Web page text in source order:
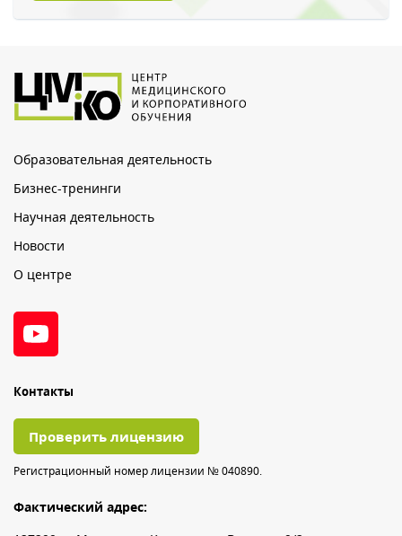
Образовательная деятельность
Бизнес-тренинги
Научная деятельность
Новости
О центре
Контакты
Проверить лицензию
Регистрационный номер лицензии № 040890.
Фактический адрес: